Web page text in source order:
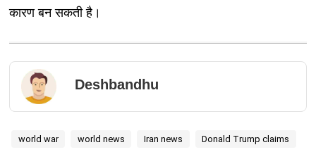
कारण बन सकती है।
Deshbandhu
world war world news Iran news Donald Trump claims